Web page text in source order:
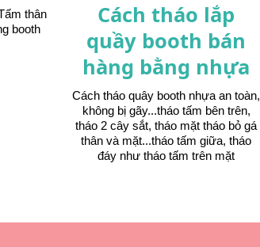
thân
booth
Cách tháo lắp
quầy booth bán
hàng bằng nhựa
Cách tháo quây booth nhựa an toàn,
không bị gãy...tháo tấm bên trên,
tháo 2 cây sắt, tháo mặt tháo bỏ gá
thân và mặt...tháo tấm giữa, tháo
đáy như tháo tấm trên mặt